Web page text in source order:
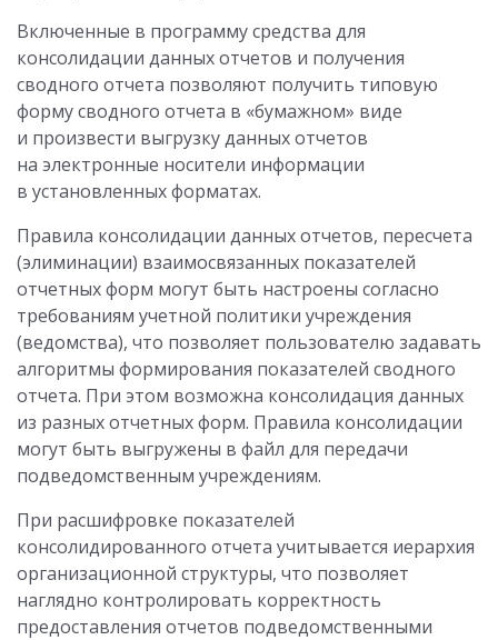
Включенные в программу средства для
консолидации данных отчетов и получения
сводного отчета позволяют получить типовую
форму сводного отчета в «бумажном» виде
и произвести выгрузку данных отчетов
на электронные носители информации
в установленных форматах.
Правила консолидации данных отчетов, пересчета
(элиминации) взаимосвязанных показателей
отчетных форм могут быть настроены согласно
требованиям учетной политики учреждения
(ведомства), что позволяет пользователю задавать
алгоритмы формирования показателей сводного
отчета. При этом возможна консолидация данных
из разных отчетных форм. Правила консолидации
могут быть выгружены в файл для передачи
подведомственным учреждениям.
При расшифровке показателей
консолидированного отчета учитывается иерархия
организационной структуры, что позволяет
наглядно контролировать корректность
предоставления отчетов подведомственными